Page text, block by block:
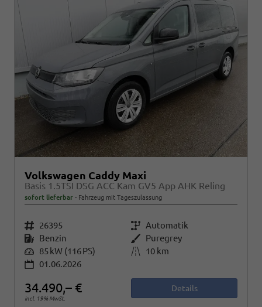
Volkswagen Caddy Maxi
Basis 1.5TSI DSG ACC Kam GV5 App AHK Reling
sofort lieferbar Fahrzeug mit Tageszulassung
Fahrzeugnr. 26395 Getriebe Automatik
Kraftstoff Benzin Außenfarbe Puregrey
Leistung 85 kW (116 PS) Kilometerstand
10 km
01.06.2026
34.490,– €
incl. 19% MwSt.
Details